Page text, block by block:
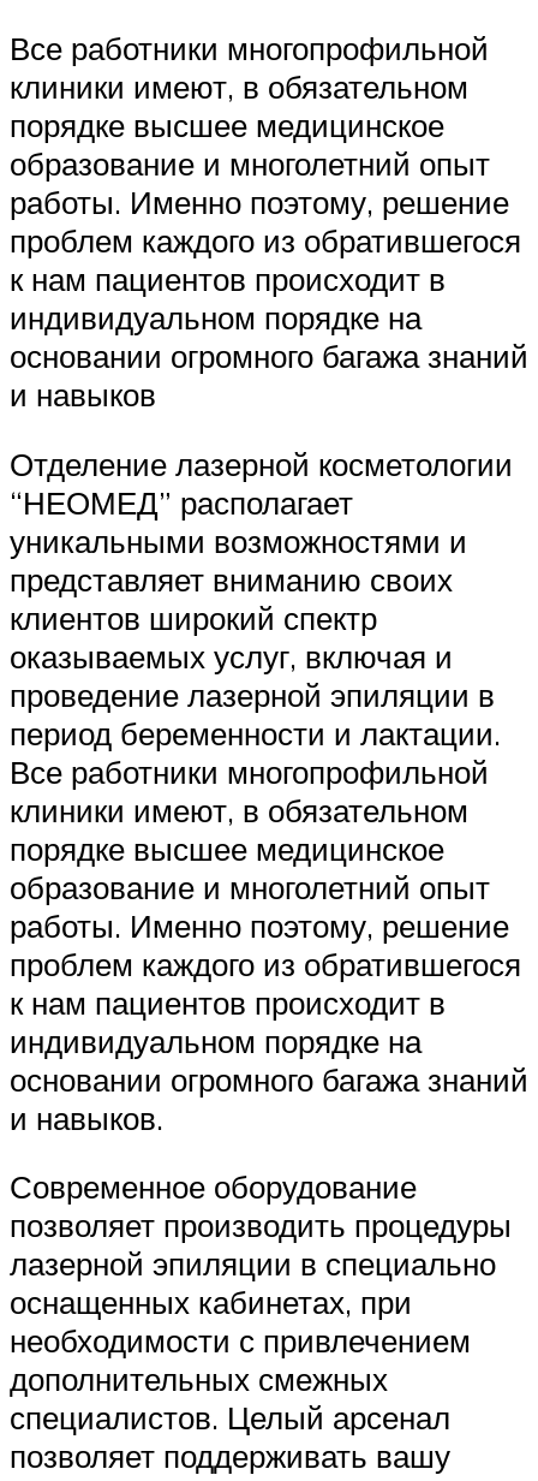
Все работники многопрофильной
клиники имеют, в обязательном
порядке высшее медицинское
образование и многолетний опыт
работы. Именно поэтому, решение
проблем каждого из обратившегося
к нам пациентов происходит в
индивидуальном порядке на
основании огромного багажа знаний
и навыков
Отделение лазерной косметологии
“НЕОМЕД” располагает
уникальными возможностями и
представляет вниманию своих
клиентов широкий спектр
оказываемых услуг, включая и
проведение лазерной эпиляции в
период беременности и лактации.
Все работники многопрофильной
клиники имеют, в обязательном
порядке высшее медицинское
образование и многолетний опыт
работы. Именно поэтому, решение
проблем каждого из обратившегося
к нам пациентов происходит в
индивидуальном порядке на
основании огромного багажа знаний
и навыков.
Современное оборудование
позволяет производить процедуры
лазерной эпиляции в специально
оснащенных кабинетах, при
необходимости с привлечением
дополнительных смежных
специалистов. Целый арсенал
позволяет поддерживать вашу